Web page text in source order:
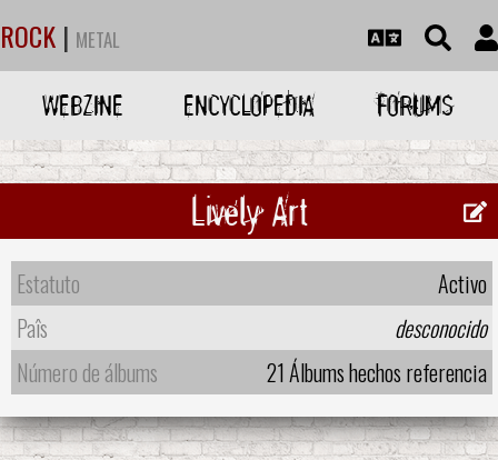
ROCK | METAL
WEBZINE ENCYCLOPEDIA FORUMS
Lively Art
Estatuto
Activo
Paîs
desconocido
Número de álbums
21 Álbums hechos referencia